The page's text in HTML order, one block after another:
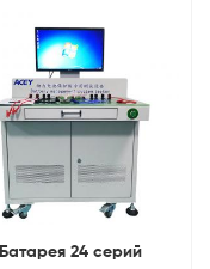
Батарея 24 серий